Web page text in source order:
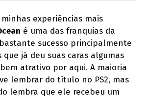
experiências mais
é uma das franquias da
sucesso principalmente
já deu suas caras algumas
atrativo por aqui. A maioria
lembrar do título no PS2, mas
lembra que ele recebeu um